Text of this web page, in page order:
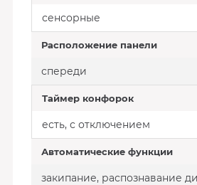
сенсорные
Расположение панели
спереди
Таймер конфорок
есть, с отключением
Автоматические функции
закипание, распознавание